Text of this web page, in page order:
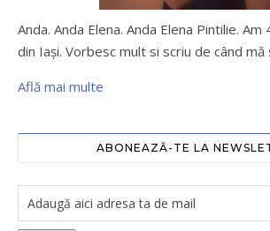
Anda. Anda Elena. Anda Elena Pintilie.
din Iaşi. Vorbesc mult si scriu de când mă
Află mai multe
ABONEAZĂ-TE LA